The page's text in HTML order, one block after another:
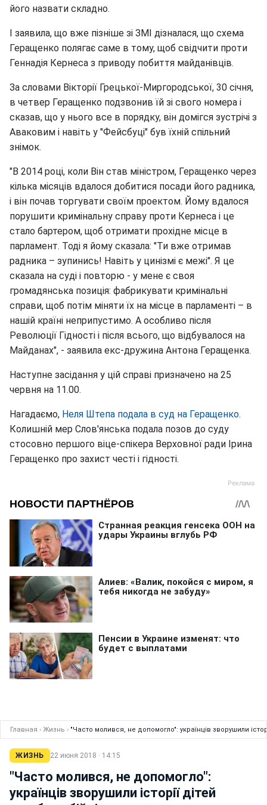
його назвати складно.
І заявила, що вже пізніше зі ЗМІ дізналася, що схема
Геращенко полягає саме в тому, щоб свідчити проти
Геннадія Кернеса з приводу побиття майданівців.
За словами Вікторії Грецької-Миргородської, 30 січня,
в четвер Геращенко подзвонив їй зі свого номера і
сказав, що у нього все в порядку, він домігся зустрічі з
Аваковим і навіть у "Фейсбуці" був їхній спільний
знімок.
"В 2014 році, коли Він став міністром, Геращенко через
кілька місяців вдалося добитися посади його радника,
і він почав торгувати своїм проектом. Йому вдалося
порушити кримінальну справу проти Кернеса і це
стало бартером, щоб отримати прохідне місце в
парламент. Тоді я йому сказала: "Ти вже отримав
радника – зупинись! Навіть у цинізмі є межі". Я це
сказала на суді і повторю - у мене є своя
громадянська позиція: фабрикувати кримінальні
справи, щоб потім міняти їх на місце в парламенті – в
нашій країні неприпустимо. А особливо після
Революції Гідності і після всього, що відбувалося на
Майданах", - заявила екс-дружина Антона Геращенка.
Наступне засідання у цій справі призначено на 25
червня на 11.00.
Нагадаємо, Неля Штепа подала в суд на Геращенко.
Колишній мер Слов'янська подала позов до суду
стосовно першого віце-спікера Верховної ради Ірина
Геращенко про захист честі і гідності.
Главная › Жизнь › "Часто молився, не допомогло": українців зворушили
ЖИЗНЬ 22 июня 2018 · 14:15
"Часто молився, не допомогло":
українців зворушили історії дітей